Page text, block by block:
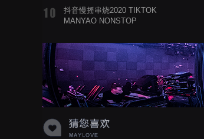
抖音慢摇串烧2020 TIKTOK
MANYAO NONSTOP
蝉爸爸妈妈爱存在夏天的风是想你的
声音啊